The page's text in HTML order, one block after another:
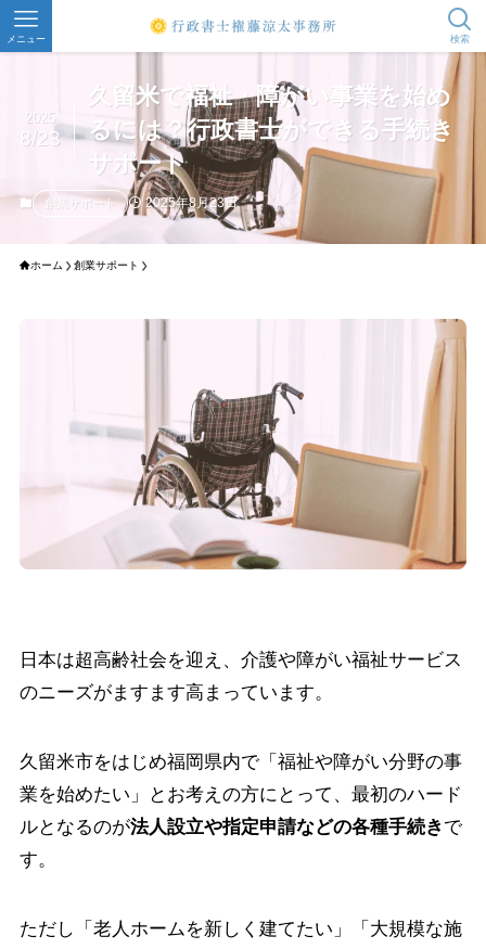
検索
メニュー
久留米で福祉・障がい事業を始め
るには？行政書士ができる手続き
サポート
2025
8/23
創業サポート 2025年8月23日
ホーム 創業サポート
日本は超高齢社会を迎え、介護や障がい福祉サービス
のニーズがますます高まっています。
久留米市をはじめ福岡県内で「福祉や障がい分野の事
業を始めたい」とお考えの方にとって、最初のハード
ルとなるのが法人設立や指定申請などの各種手続き で
す。
ただし「老人ホームを新しく建てたい」「大規模な施